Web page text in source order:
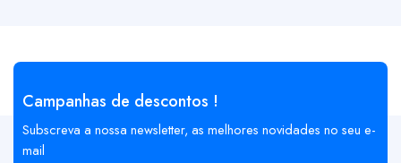
Campanhas de descontos !
Subscreva a nossa newsletter, as melhores novidades no seu e-
mail